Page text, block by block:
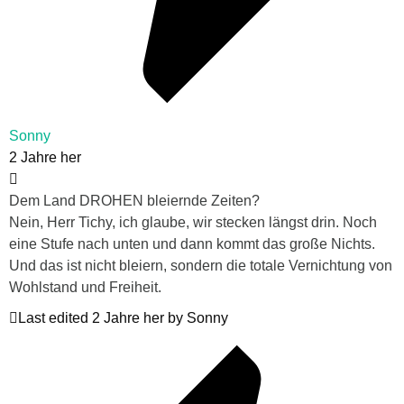
Sonny
2 Jahre her
Dem Land DROHEN bleiernde Zeiten?
Nein, Herr Tichy, ich glaube, wir stecken längst drin. Noch
eine Stufe nach unten und dann kommt das große Nichts.
Und das ist nicht bleiern, sondern die totale Vernichtung von
Wohlstand und Freiheit.
Last edited 2 Jahre her by Sonny